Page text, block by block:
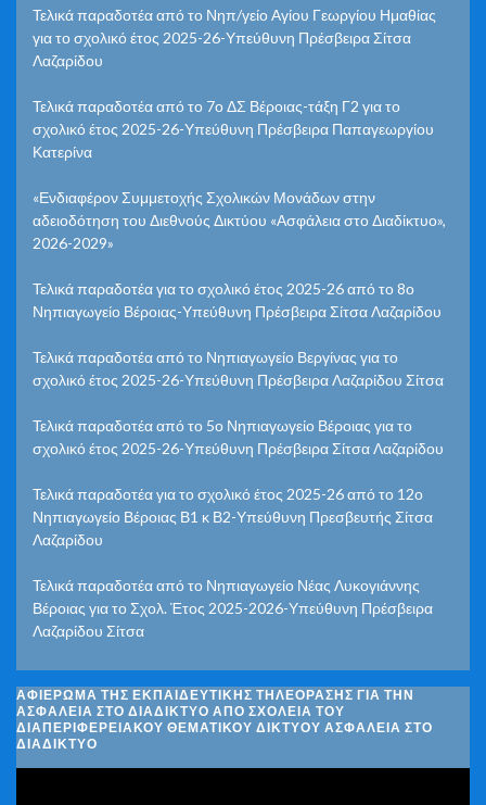
Τελικά παραδοτέα από το Νηπ/γείο Αγίου Γεωργίου Ημαθίας
για το σχολικό έτος 2025-26-Υπεύθυνη Πρέσβειρα Σίτσα
Λαζαρίδου
Τελικά παραδοτέα από το 7ο ΔΣ Βέροιας-τάξη Γ2 για το
σχολικό έτος 2025-26-Υπεύθυνη Πρέσβειρα Παπαγεωργίου
Κατερίνα
«Ενδιαφέρον Συμμετοχής Σχολικών Μονάδων στην
αδειοδότηση του Διεθνούς Δικτύου «Ασφάλεια στο Διαδίκτυο»,
2026-2029»
Τελικά παραδοτέα για το σχολικό έτος 2025-26 από το 8ο
Νηπιαγωγείο Βέροιας-Υπεύθυνη Πρέσβειρα Σίτσα Λαζαρίδου
Τελικά παραδοτέα από το Νηπιαγωγείο Βεργίνας για το
σχολικό έτος 2025-26-Υπεύθυνη Πρέσβειρα Λαζαρίδου Σίτσα
Τελικά παραδοτέα από το 5ο Νηπιαγωγείο Βέροιας για το
σχολικό έτος 2025-26-Υπεύθυνη Πρέσβειρα Σίτσα Λαζαρίδου
Τελικά παραδοτέα για το σχολικό έτος 2025-26 από το 12ο
Νηπιαγωγείο Βέροιας Β1 κ Β2-Υπεύθυνη Πρεσβευτής Σίτσα
Λαζαρίδου
Τελικά παραδοτέα από το Νηπιαγωγείο Νέας Λυκογιάννης
Βέροιας για το Σχολ. Έτος 2025-2026-Υπεύθυνη Πρέσβειρα
Λαζαρίδου Σίτσα
ΑΦΙΈΡΩΜΑ ΤΗΣ ΕΚΠΑΙΔΕΥΤΙΚΉΣ ΤΗΛΕΌΡΑΣΗΣ ΓΙΑ ΤΗΝ
ΑΣΦΆΛΕΙΑ ΣΤΟ ΔΙΑΔΊΚΤΥΟ ΑΠΌ ΣΧΟΛΕΊΑ ΤΟΥ
ΔΙΑΠΕΡΙΦΕΡΕΙΑΚΟΎ ΘΕΜΑΤΙΚΟΎ ΔΙΚΤΎΟΥ ΑΣΦΆΛΕΙΑ ΣΤΟ
ΔΙΑΔΊΚΤΥΟ